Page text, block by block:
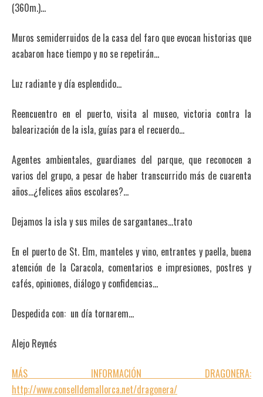
(360m.)…
Muros semiderruidos de la casa del faro que evocan historias que
acabaron hace tiempo y no se repetirán…
Luz radiante y día esplendido…
Reencuentro en el puerto, visita al museo, victoria contra la
balearización de la isla, guías para el recuerdo…
Agentes ambientales, guardianes del parque, que reconocen a
varios del grupo, a pesar de haber transcurrido más de cuarenta
años…¿felices años escolares?…
Dejamos la isla y sus miles de sargantanes…trato
En el puerto de St. Elm, manteles y vino, entrantes y paella, buena
atención de la Caracola, comentarios e impresiones, postres y
cafés, opiniones, diálogo y confidencias…
Despedida con: un día tornarem…
Alejo Reynés
MÁS INFORMACIÓN DRAGONERA:
http://www.conselldemallorca.net/dragonera/